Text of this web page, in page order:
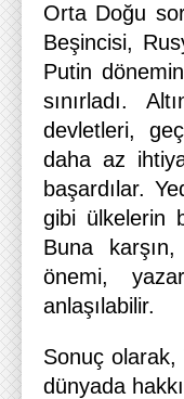
Orta Doğu
Beşincisi,
Putin
sınırladı.
devletleri,
daha az
başardılar.
gibi ülkelerin
Buna
önemi,
anlaşılabilir.
Sonuç olarak,
dünyada